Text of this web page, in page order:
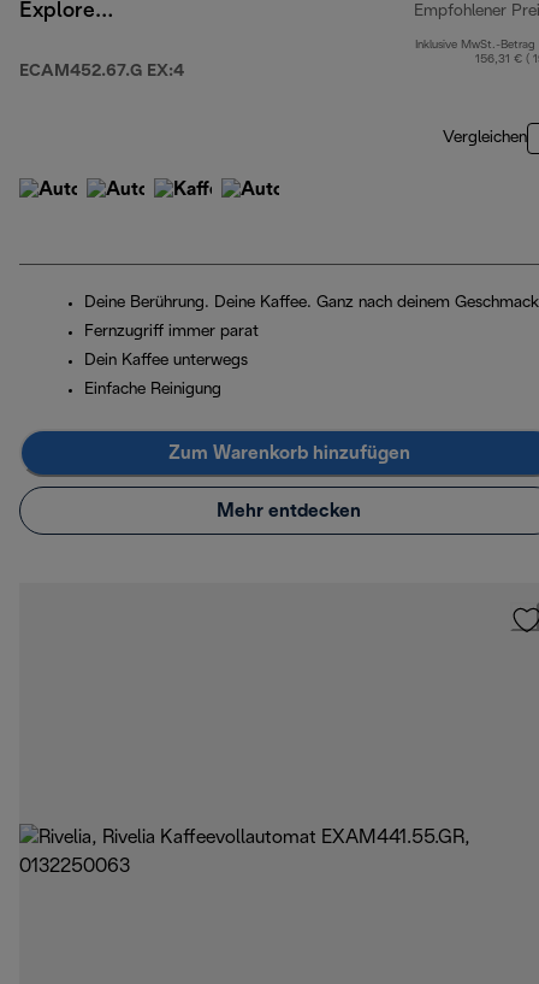
Explore
ECAM452.67.G EX:4
Empfohlener
Inklusive MwSt.-Betrag
156,31 € (
Vergleichen
Deine Berührung. Deine Kaffee. Ganz nach deinem
Fernzugriff immer parat
Dein Kaffee unterwegs
Einfache Reinigung
Zum Warenkorb hinzufügen
Mehr entdecken